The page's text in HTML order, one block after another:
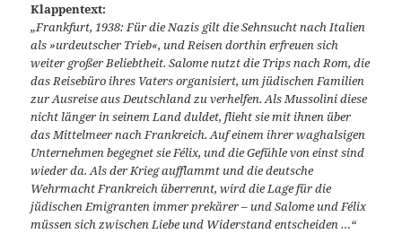
Klappentext:
„Frankfurt, 1938: Für die Nazis gilt die Sehnsucht nach Italien
als »urdeutscher Trieb«, und Reisen dorthin erfreuen sich
weiter großer Beliebtheit. Salome nutzt die Trips nach Rom, die
das Reisebüro ihres Vaters organisiert, um jüdischen Familien
zur Ausreise aus Deutschland zu verhelfen. Als Mussolini diese
nicht länger in seinem Land duldet, flieht sie mit ihnen über
das Mittelmeer nach Frankreich. Auf einem ihrer waghalsigen
Unternehmen begegnet sie Félix, und die Gefühle von einst sind
wieder da. Als der Krieg aufflammt und die deutsche
Wehrmacht Frankreich überrennt, wird die Lage für die
jüdischen Emigranten immer prekärer – und Salome und Félix
müssen sich zwischen Liebe und Widerstand entscheiden …“